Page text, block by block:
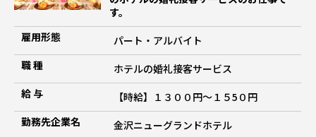
す。
雇用形態
パート・アルバイト
職 種
ホテルの婚礼接客サービス
給 与
【時給】１３００円～１５5０円
勤務先企業名
金沢ニューグランドホテル